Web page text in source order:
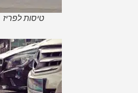
טיסות לפריז